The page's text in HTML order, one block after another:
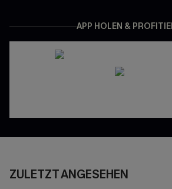
APP HOLEN &
ZULETZT ANGESEHEN